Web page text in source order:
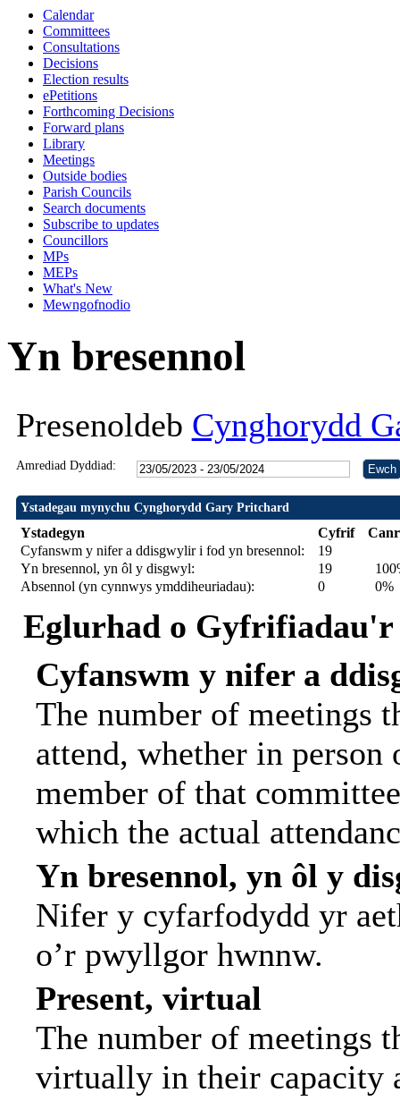
Calendar
Committees
Consultations
Decisions
Election results
ePetitions
Forthcoming Decisions
Forward plans
Library
Meetings
Outside bodies
Parish Councils
Search documents
Subscribe to updates
Councillors
MPs
MEPs
What's New
Mewngofnodio
Yn bresennol
Presenoldeb Cynghorydd
Amrediad Dyddiad:
Ystadegau mynychu Cynghorydd Gary Pritchard
Ystadegyn Cyfrif
Cyfanswm y nifer a ddisgwylir i fod yn bresennol:
19
Yn bresennol, yn ôl y disgwyl:
19
Absennol (yn cynnwys ymddiheuriadau):
0 0%
Eglurhad o Gyfrifiadau'r
Cyfanswm y nifer a
The number of meetings
attend, whether in
member of that
which the actual
Yn bresennol, yn ôl y
Nifer y cyfarfodydd yr
o’r pwyllgor hwnnw.
Present, virtual
The number of meetings
virtually in their capacity